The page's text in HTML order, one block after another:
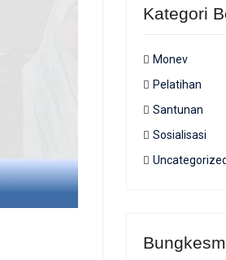
Kategori
Monev
Pelatihan
Santunan
Sosialisasi
Uncategorized